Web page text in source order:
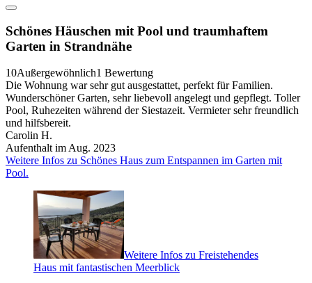
Schönes Häuschen mit Pool und traumhaftem
Garten in Strandnähe
10Außergewöhnlich1 Bewertung
Die Wohnung war sehr gut ausgestattet, perfekt für Familien.
Wunderschöner Garten, sehr liebevoll angelegt und gepflegt. Toller
Pool, Ruhezeiten während der Siestazeit. Vermieter sehr freundlich
und hilfsbereit.
Carolin H.
Aufenthalt im Aug. 2023
Weitere Infos zu Schönes Haus zum Entspannen im Garten mit
Pool.
Weitere Infos zu Freistehendes
Haus mit fantastischen Meerblick